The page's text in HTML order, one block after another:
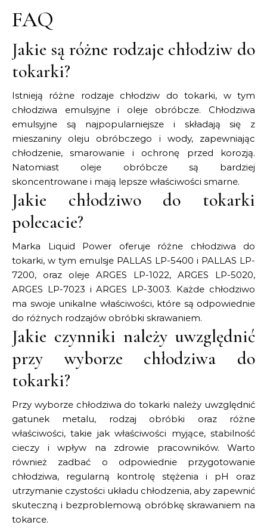
FAQ
Jakie są różne rodzaje chłodziw do
tokarki?
Istnieją różne rodzaje chłodziw do tokarki, w tym
chłodziwa emulsyjne i oleje obróbcze. Chłodziwa
emulsyjne są najpopularniejsze i składają się z
mieszaniny oleju obróbczego i wody, zapewniając
chłodzenie, smarowanie i ochronę przed korozją.
Natomiast oleje obróbcze są bardziej
skoncentrowane i mają lepsze właściwości smarne.
Jakie chłodziwo do tokarki
polecacie?
Marka Liquid Power oferuje różne chłodziwa do
tokarki, w tym emulsje PALLAS LP-5400 i PALLAS LP-
7200, oraz oleje ARGES LP-1022, ARGES LP-5020,
ARGES LP-7023 i ARGES LP-3003. Każde chłodziwo
ma swoje unikalne właściwości, które są odpowiednie
do różnych rodzajów obróbki skrawaniem.
Jakie czynniki należy uwzględnić
przy wyborze chłodziwa do
tokarki?
Przy wyborze chłodziwa do tokarki należy uwzględnić
gatunek metalu, rodzaj obróbki oraz różne
właściwości, takie jak właściwości myjące, stabilność
cieczy i wpływ na zdrowie pracowników. Warto
również zadbać o odpowiednie przygotowanie
chłodziwa, regularną kontrolę stężenia i pH oraz
utrzymanie czystości układu chłodzenia, aby zapewnić
skuteczną i bezproblemową obróbkę skrawaniem na
tokarce.